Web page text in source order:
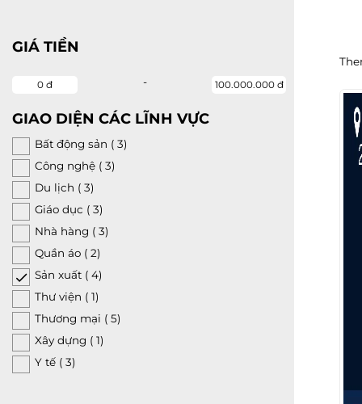
GIÁ TIỀN
0 đ - 100.000.000 đ
GIAO DIỆN CÁC LĨNH VỰC
Bất động sản ( 3)
Công nghệ ( 3)
Du lịch ( 3)
Giáo dục ( 3)
Nhà hàng ( 3)
Quần áo ( 2)
Sản xuất ( 4)
Thư viện ( 1)
Thương mại ( 5)
Xây dựng ( 1)
Y tế ( 3)